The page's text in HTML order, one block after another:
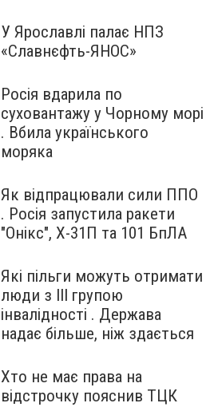
У Ярославлі палає НПЗ
«Славнєфть-ЯНОС»
Росія вдарила по
суховантажу у Чорному морі
. Вбила українського
моряка
Як відпрацювали сили ППО
. Росія запустила ракети
"Онікс", Х-31П та 101 БпЛА
Які пільги можуть отримати
люди з III групою
інвалідності . Держава
надає більше, ніж здається
Хто не має права на
відстрочку пояснив ТЦК